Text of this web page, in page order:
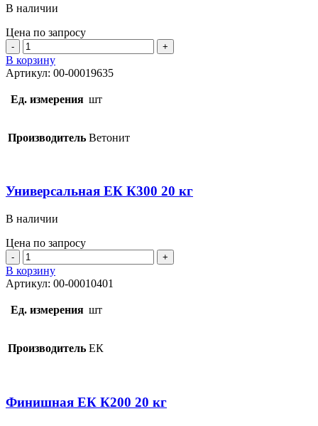
В наличии
Цена по запросу
Количество
товара
Полимерная
Ветонит
LR+
22
В корзину
Артикул: 00-00019635
Ед. измерения шт
Производитель Ветонит
Универсальная ЕК К300 20 кг
В наличии
Цена по запросу
Количество
товара
Универсальная
К300
20
В корзину
Артикул: 00-00010401
Ед. измерения шт
Производитель ЕК
Финишная ЕК К200 20 кг